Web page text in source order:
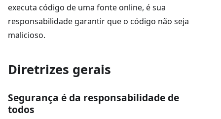
executa código de uma fonte online, é sua
responsabilidade garantir que o código não seja
malicioso.
Diretrizes gerais
Segurança é da responsabilidade de
todos